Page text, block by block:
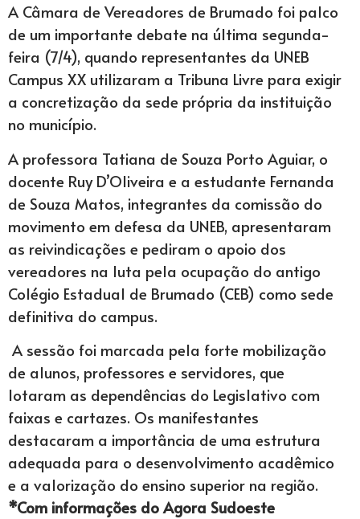
A Câmara de Vereadores de Brumado foi palco
de um importante debate na última segunda-
feira (7/4), quando representantes da UNEB
Campus XX utilizaram a Tribuna Livre para exigir
a concretização da sede própria da instituição
no município.
A professora Tatiana de Souza Porto Aguiar, o
docente Ruy D’Oliveira e a estudante Fernanda
de Souza Matos, integrantes da comissão do
movimento em defesa da UNEB, apresentaram
as reivindicações e pediram o apoio dos
vereadores na luta pela ocupação do antigo
Colégio Estadual de Brumado (CEB) como sede
definitiva do campus.
A sessão foi marcada pela forte mobilização
de alunos, professores e servidores, que
lotaram as dependências do Legislativo com
faixas e cartazes. Os manifestantes
destacaram a importância de uma estrutura
adequada para o desenvolvimento acadêmico
e a valorização do ensino superior na região.
*Com informações do Agora Sudoeste